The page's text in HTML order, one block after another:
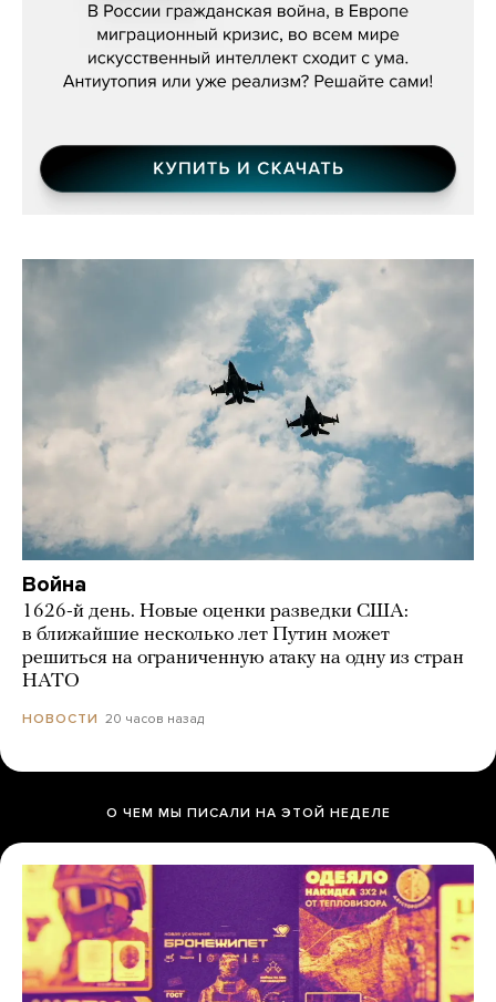
Война
1626-й день. Новые оценки разведки США:
в ближайшие несколько лет Путин может
решиться на ограниченную атаку на одну из стран
НАТО
НОВОСТИ 20 часов назад
О ЧЕМ МЫ ПИСАЛИ НА ЭТОЙ НЕДЕЛЕ